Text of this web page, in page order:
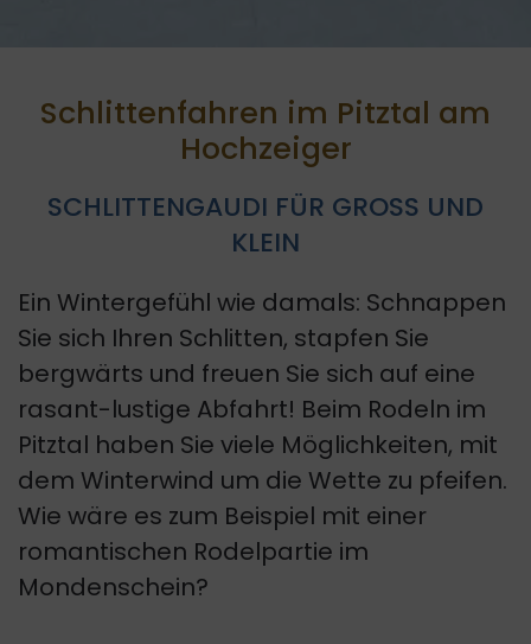
Schlittenfahren im Pitztal am
Hochzeiger
SCHLITTENGAUDI FÜR GROSS UND
KLEIN
Ein Wintergefühl wie damals: Schnappen
Sie sich Ihren Schlitten, stapfen Sie
bergwärts und freuen Sie sich auf eine
rasant-lustige Abfahrt! Beim Rodeln im
Pitztal haben Sie viele Möglichkeiten, mit
dem Winterwind um die Wette zu pfeifen.
Wie wäre es zum Beispiel mit einer
romantischen Rodelpartie im
Mondenschein?